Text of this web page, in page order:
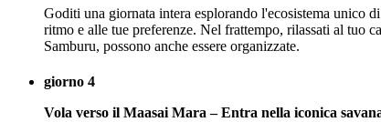
Goditi una giornata intera esplorando l'ecosistema unico
ritmo e alle tue preferenze. Nel frattempo, rilassati al tuo
Samburu, possono anche essere organizzate.
giorno 4
Vola verso il Maasai Mara – Entra nella iconica